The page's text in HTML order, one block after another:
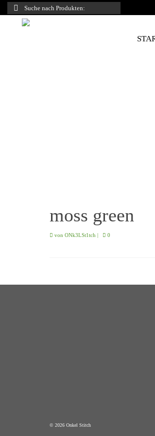
Suche
nach:
moss green
von ONk3LSt1tch | 0
© 2026 Onkel Stitch